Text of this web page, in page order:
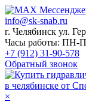
info@sk-snab.ru
г. Челябинск ул.
Часы работы: ПН-
+7 (912) 31-90-578
Обратный звонок
×